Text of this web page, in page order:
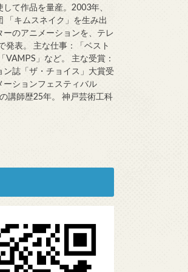
て作品を量産。2003年、
「キムスネイク」を生み出
のアニメーションを、テレ
発表。 主な仕事：「ベスト
VAMPS」など。 主な受賞：
誌「ザ・チョイス」大賞受
ションフェスティバル
講師歴25年。 神戸芸術工科